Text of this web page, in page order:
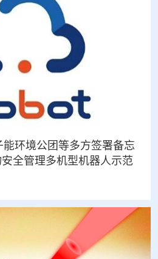
环境公团等多方签署备忘
全管理多机型机器人示范